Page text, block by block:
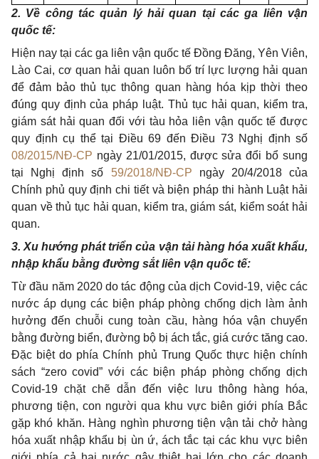
2. Về công tác quản lý hải quan tại các ga liên vận
quốc tế:
Hiện nay tại các ga liên vận quốc tế Đồng Đăng, Yên Viên,
Lào Cai, cơ quan hải quan luôn bố trí lực lượng hải quan
để đảm bảo thủ tục thông quan hàng hóa kịp thời theo
đúng quy định của pháp luật. Thủ tục hải quan, kiểm tra,
giám sát hải quan đối với tàu hỏa liên vận quốc tế được
quy định cụ thể tại Điều 69 đến Điều 73 Nghị định số
08/2015/NĐ-CP ngày 21/01/2015, được sửa đổi bổ sung
tại Nghị định số 59/2018/NĐ-CP ngày 20/4/2018 của
Chính phủ quy định chi tiết và biện pháp thi hành Luật hải
quan về thủ tục hải quan, kiểm tra, giám sát, kiểm soát hải
quan.
3. Xu hướng phát triển của vận tải hàng hóa xuất khẩu,
nhập khẩu bằng đường sắt liên vận quốc tế:
Từ đầu năm 2020 do tác động của dịch Covid-19, việc các
nước áp dụng các biện pháp phòng chống dịch làm ảnh
hưởng đến chuỗi cung toàn cầu, hàng hóa vận chuyển
bằng đường biển, đường bộ bị ách tắc, giá cước tăng cao.
Đặc biệt do phía Chính phủ Trung Quốc thực hiện chính
sách “zero covid” với các biện pháp phòng chống dịch
Covid-19 chặt chẽ dẫn đến việc lưu thông hàng hóa,
phương tiện, con người qua khu vực biên giới phía Bắc
gặp khó khăn. Hàng nghìn phương tiện vận tải chở hàng
hóa xuất nhập khẩu bị ùn ứ, ách tắc tại các khu vực biên